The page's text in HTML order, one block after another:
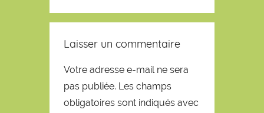
Laisser un commentaire
Votre adresse e-mail ne sera
pas publiée. Les champs
obligatoires sont indiqués avec